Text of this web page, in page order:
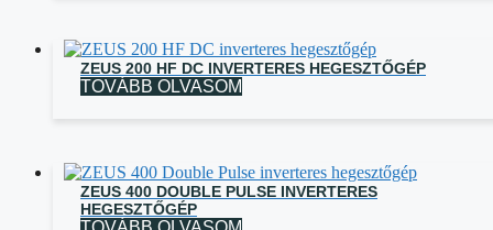
ZEUS 200 HF DC INVERTERES HEGESZTŐGÉP
TOVÁBB OLVASOM
ZEUS 400 DOUBLE PULSE INVERTERES
HEGESZTŐGÉP